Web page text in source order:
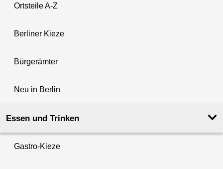
Ortsteile A-Z
Berliner Kieze
Bürgerämter
Neu in Berlin
Essen und Trinken
Gastro-Kieze